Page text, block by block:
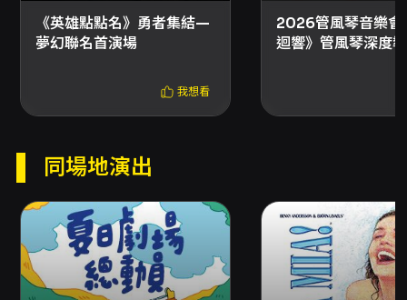
據。 - 換票手續費：符合條件且為指定主辦單位
之節目，換票手續費可為每張20元（以主辦單位
有規定，請依購票頁面說明辦理。 其他注意事項
- 如購票時使用文化幣或點數折抵，退票時將優
返還或展延。 - 主辦單位如遇主要表演人員或節
節目頁面；如主辦單位未提供退款機制，信用卡
購票者可向發卡行申請信用卡爭議款退款。 - 如
需查詢購票或退票細節，請洽OPENTIX客服或
各分銷服務處，亦可撥打國家兩廳院客服電話
(02)3393-9888詢問。
《英雄點點名》勇者集結—
夢幻聯名首演場
我想看
2026管風琴音樂會
迴響》管風琴深度
同場地演出